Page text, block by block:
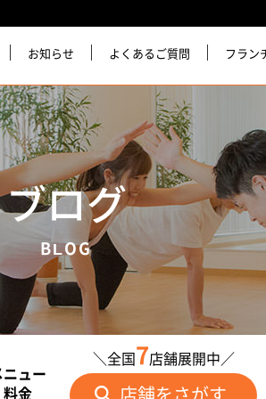
お知らせ よくあるご質問 フラン
ブログ
BLOG
ニュー
料金
＼全国 7店舗展開中／
店舗をさがす